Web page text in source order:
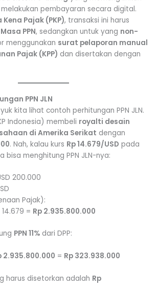
pembayaran secara digital.
Pajak (PKP), transaksi ini harus
PPN, sedangkan untuk yang non-
menggunakan surat pelaporan manual
Pajak (KPP) dan disertakan dengan
PPN JLN
kita lihat contoh perhitungan PPN JLN.
Indonesia) membeli royalti desain
di Amerika Serikat dengan
. Nah, kalau kurs Rp 14.679/USD pada
bisa menghitung PPN JLN-nya:
200.000
Pajak):
= Rp 2.935.800.000
PPN 11% dari DPP:
2.935.800.000 = Rp 323.938.000
harus disetorkan adalah Rp